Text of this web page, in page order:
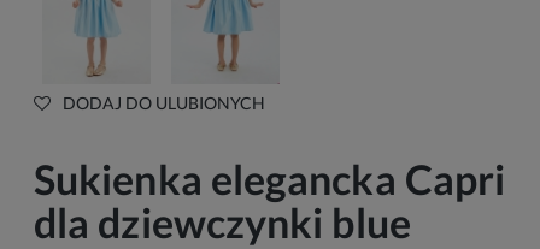
DODAJ DO ULUBIONYCH
Sukienka elegancka Capri
dla dziewczynki blue